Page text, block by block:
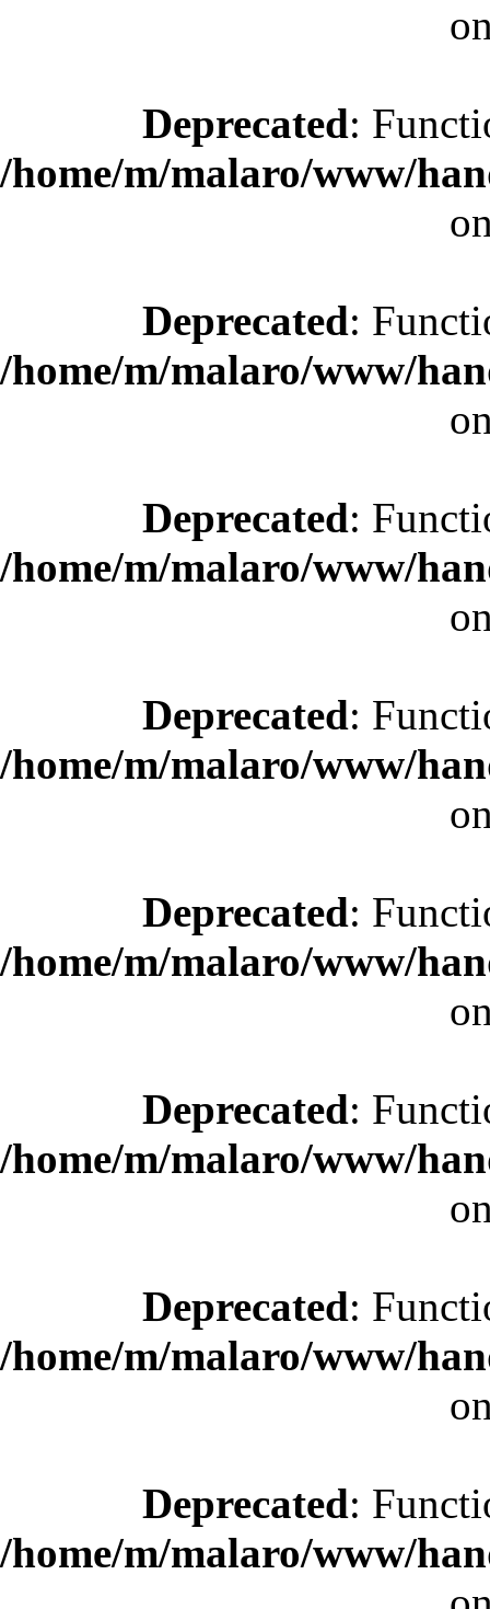
Deprecated:
/home/m/malaro/www/
Deprecated:
/home/m/malaro/www/
Deprecated:
/home/m/malaro/www/
Deprecated:
/home/m/malaro/www/
Deprecated:
/home/m/malaro/www/
Deprecated:
/home/m/malaro/www/
Deprecated:
/home/m/malaro/www/
Deprecated:
/home/m/malaro/www/